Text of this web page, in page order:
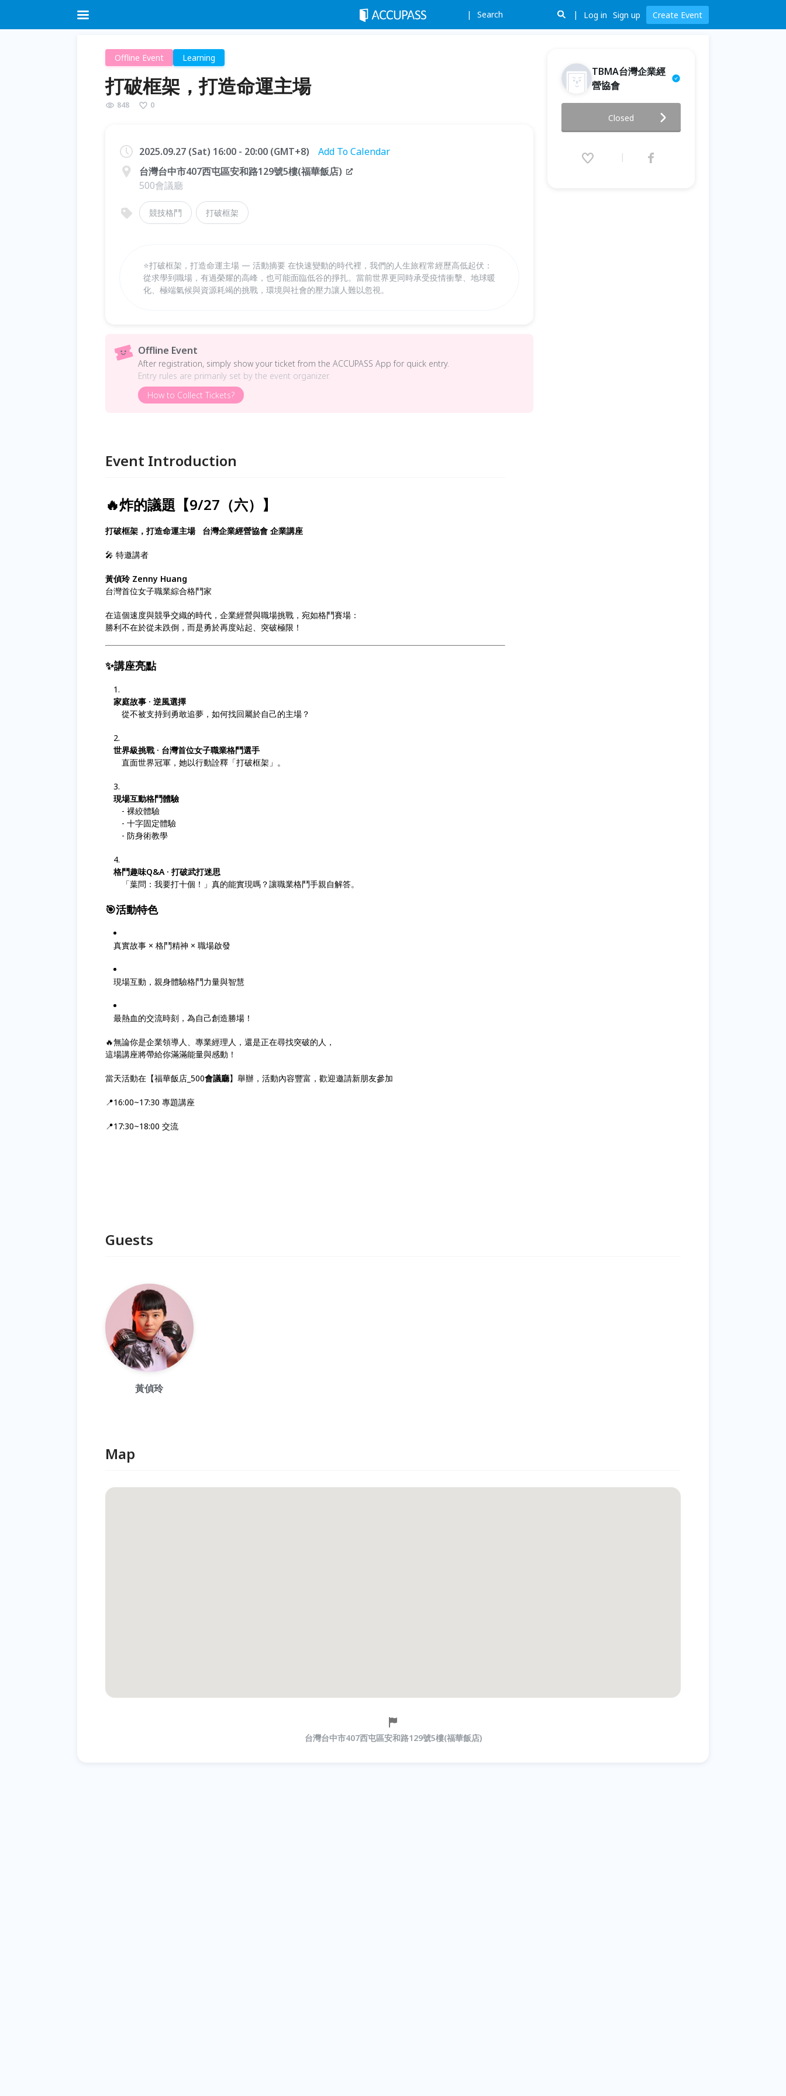
Search Log in Sign up Create Event
Offline Event Learning
打破框架，打造命運主場
848 0
2025.09.27 (Sat) 16:00 - 20:00 (GMT+8)
Add To Calendar
台灣台中市407西屯區安和路129號5樓(福華飯店)
500會議廳
競技格鬥 打破框架
⭐️打破框架，打造命運主場 — 活動摘要 在快速變動的時代裡，我們的人生旅程常經歷高低起伏：
從求學到職場，有過榮耀的高峰，也可能面臨低谷的掙扎。當前世界更同時承受疫情衝擊、地球暖
化、極端氣候與資源耗竭的挑戰，環境與社會的壓力讓人難以忽視。
Offline Event
After registration, simply show your ticket from the ACCUPASS App for quick entry.
Entry rules are primarily set by the event organizer.
How to Collect Tickets?
Event Introduction
🔥炸的議題【9/27（六）】
打破框架，打造命運主場 台灣企業經營協會 企業講座
🎤 特邀講者
黃偵玲 Zenny Huang
台灣首位女子職業綜合格鬥家
在這個速度與競爭交織的時代，企業經營與職場挑戰，宛如格鬥賽場：
勝利不在於從未跌倒，而是勇於再度站起、突破極限！
✨講座亮點
家庭故事 · 逆風選擇
從不被支持到勇敢追夢，如何找回屬於自己的主場？
世界級挑戰 · 台灣首位女子職業格鬥選手
直面世界冠軍，她以行動詮釋「打破框架」。
現場互動格鬥體驗
- 裸絞體驗
- 十字固定體驗
- 防身術教學
格鬥趣味Q&A · 打破武打迷思
「葉問：我要打十個！」真的能實現嗎？讓職業格鬥手親自解答。
🎯活動特色
真實故事 × 格鬥精神 × 職場啟發
現場互動，親身體驗格鬥力量與智慧
最熱血的交流時刻，為自己創造勝場！
🔥無論你是企業領導人、專業經理人，還是正在尋找突破的人，
這場講座將帶給你滿滿能量與感動！
當天活動在【福華飯店_500會議廳】舉辦，活動內容豐富，歡迎邀請新朋友參加
📍16:00~17:30 專題講座
📍17:30~18:00 交流
TBMA台灣企業經
營協會
2025.09.27 (Sat) 16:00 - 20:00
(GMT+8)
Closed
Guests
黃偵玲
Map
台灣台中市407西屯區安和路129號5樓(福華飯店)